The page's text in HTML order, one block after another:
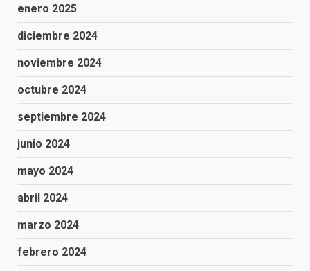
enero 2025
diciembre 2024
noviembre 2024
octubre 2024
septiembre 2024
junio 2024
mayo 2024
abril 2024
marzo 2024
febrero 2024